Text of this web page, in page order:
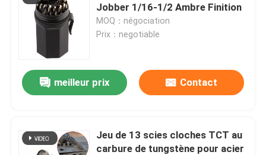
Jobber 1/16-1/2 Ambre Finition
MOQ：négociation
Prix：negotiable
meilleur prix Contact
Jeu de 13 scies cloches TCT au
carbure de tungstène pour acier